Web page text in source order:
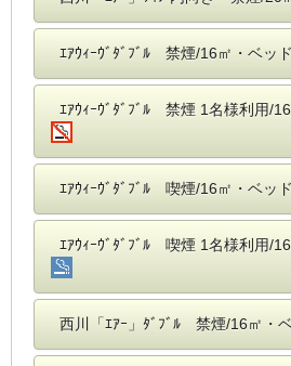
ｴｱｳｨｰｳﾞﾀﾞﾌﾞﾙ 禁煙/16㎡・ベッ
ｴｱｳｨｰｳﾞﾀﾞﾌﾞﾙ 禁煙 1名様利用/
ｴｱｳｨｰｳﾞﾀﾞﾌﾞﾙ 喫煙/16㎡・ベッ
ｴｱｳｨｰｳﾞﾀﾞﾌﾞﾙ 喫煙 1名様利用/
西川「ｴｱｰ」ﾀﾞﾌﾞﾙ 禁煙/16㎡・